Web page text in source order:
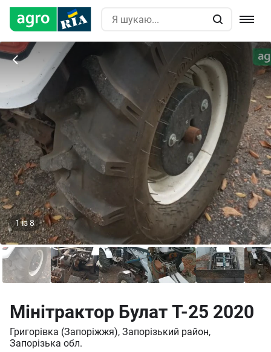
1із8
Мінітрактор Булат T-25 2020
Григорівка (Запоріжжя), Запорізький район,
Запорізька обл.